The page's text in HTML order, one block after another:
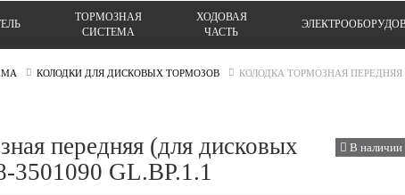
ТОРМОЗНАЯ
СИСТЕМА
ХОДОВАЯ
ЧАСТЬ
КОЛОДКИ ДЛЯ ДИСКОВЫХ ТОРМОЗОВ КОЛОДКА ТОРМОЗНАЯ ПЕРЕДНЯЯ
В наличии
передняя (для дисковых
3501090 GL.BP.1.1